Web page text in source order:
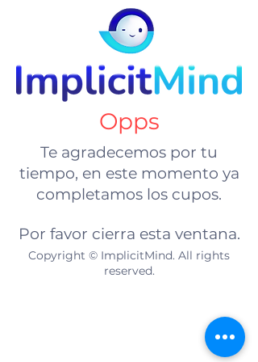
Opps
Te agradecemos por tu
tiempo, en este momento ya
completamos los cupos.
Por favor cierra esta ventana.
Copyright © ImplicitMind. All rights
reserved.